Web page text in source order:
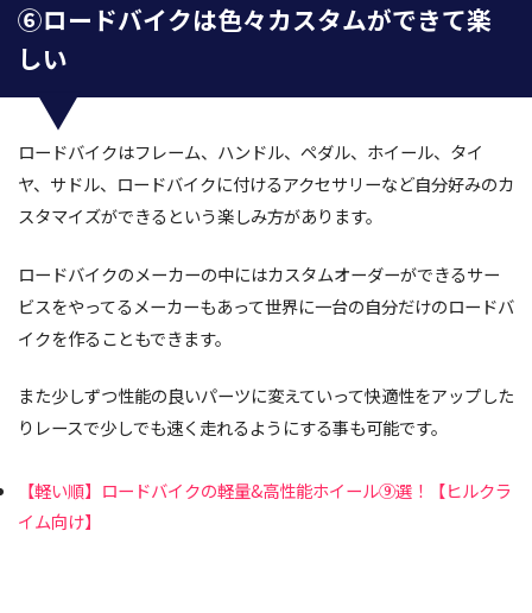
⑥ロードバイクは色々カスタムができて楽
しい
ロードバイクはフレーム、ハンドル、ペダル、ホイール、タイ
ヤ、サドル、ロードバイクに付けるアクセサリーなど自分好みのカ
スタマイズができるという楽しみ方があります。
ロードバイクのメーカーの中にはカスタムオーダーができるサー
ビスをやってるメーカーもあって世界に一台の自分だけのロードバ
イクを作ることもできます。
また少しずつ性能の良いパーツに変えていって快適性をアップした
りレースで少しでも速く走れるようにする事も可能です。
【軽い順】ロードバイクの軽量&高性能ホイール⑨選！【ヒルクラ
イム向け】